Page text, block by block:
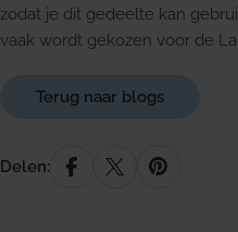
zodat je dit gedeelte kan
vaak wordt gekozen voor de
Terug naar blogs
Delen: